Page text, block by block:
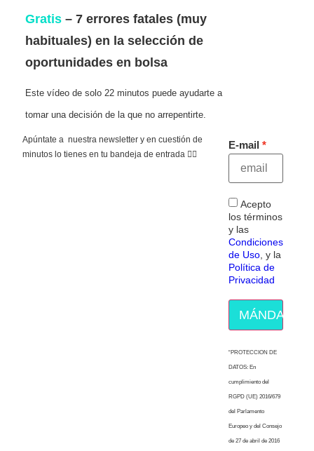
Gratis – 7 errores fatales (muy
habituales) en la selección de
oportunidades en bolsa
Este vídeo de solo 22 minutos puede ayudarte a
tomar una decisión de la que no arrepentirte.
Apúntate a nuestra newsletter y en cuestión de
minutos lo tienes en tu bandeja de entrada 👇🏻
E-mail
Acepto
los términos
y las
Condiciones
de Uso , y la
Política de
Privacidad
MÁNDAME
“PROTECCION DE
DATOS: En
cumplimiento del
RGPD (UE) 2016/679
del Parlamento
Europeo y del Consejo
de 27 de abril de 2016